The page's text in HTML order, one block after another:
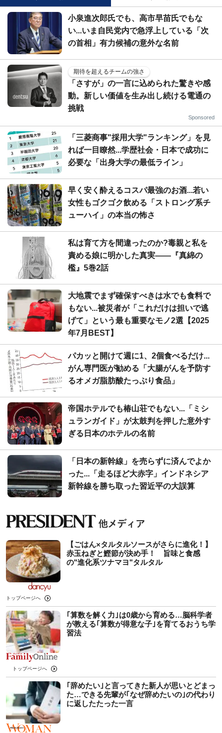
小泉進次郎氏でも、高市早苗氏でもな
い...いま自民党内で急浮上している「次
の首相」有力候補の意外な名前
期待を超えるチームの強さ
「さすが」の一言に込められた驚きや感
動。新しい価値を生み出し続ける電通の
挑戦
Sponsored
「三菱商事"採用大学"ランキング」を見
れば一目瞭然...学歴社会・日本で成功に
必要な「出身大学の最低ライン」
早く安く酔えるコスパ最強のお酒...若い
女性もゴクゴク飲める「ストロング系チ
ューハイ」の本当の怖さ
私は育て方を間違ったのか?毒親と私を
責める娘に明かした真実――『真綿の
檻』5巻2話
大地震でまず確保すべきは水でも食料で
もない...被災者が「これだけは担いで逃
げて」という最も重要なモノ2選【2025
年7月BEST】
パカッと開けて週に1、2個食べるだけ...
がん専門医が勧める「大腸がんを予防す
るオメガ脂肪酸たっぷり食品」
帝国ホテルでも椿山荘でもない...「ミシ
ュランガイド」が太鼓判を押した意外す
ぎる日本のホテルの名前
「日本の新幹線」を売らずに済んでよか
った...「走るほど大赤字」インドネシア
新幹線を勝ち取った習近平の大誤算
【ごはん×タルタルソースがさらに進化！】
赤玉ねぎと鰹節が決め手！ 旨味と食感
の"進化系ツナマヨ"タルタル
トップページへ
｢算数を解く力｣は0歳から育める…脳科学者
が教える｢算数が得意な子｣を育てるおうち学
習法
トップページへ
｢辞めたい｣と言ってきた新人が思いとどまっ
た…できる先輩が｢なぜ辞めたいの｣の代わり
に返したたった一言